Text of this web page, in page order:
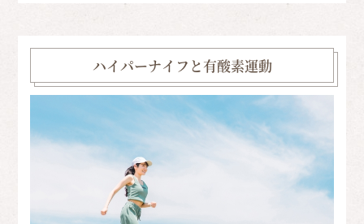
ハイパーナイフと有酸素運動